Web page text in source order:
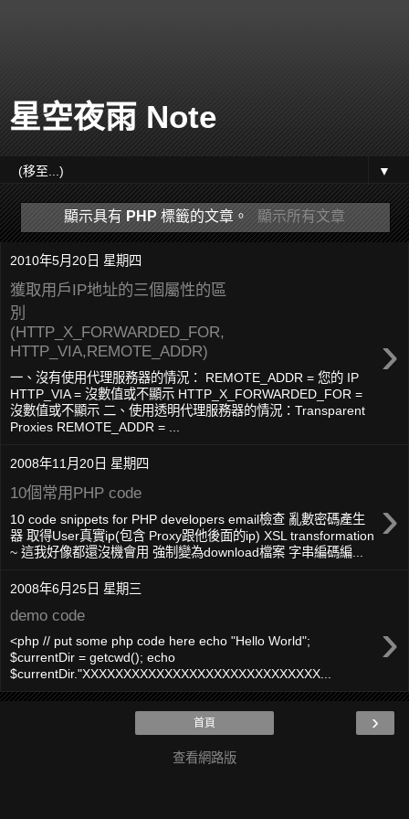
星空夜雨 Note
▼
顯示具有 PHP標籤的文章。 顯示所有文章
2010年5月20日 星期四
獲取用戶IP地址的三個屬性的區
別
(HTTP_X_FORWARDED_FOR,
HTTP_VIA,REMOTE_ADDR)
›
一、沒有使用代理服務器的情況： REMOTE_ADDR = 您的 IP
HTTP_VIA = 沒數值或不顯示 HTTP_X_FORWARDED_FOR =
沒數值或不顯示 二、使用透明代理服務器的情況：Transparent
Proxies REMOTE_ADDR = ...
2008年11月20日 星期四
10個常用PHP code ›
10 code snippets for PHP developers email檢查 亂數密碼產生
器 取得User真實ip(包含 Proxy跟他後面的ip) XSL transformation
~ 這我好像都還沒機會用 強制變為download檔案 字串編碼編...
2008年6月25日 星期三
demo code ›
<php // put some php code here echo "Hello World";
$currentDir = getcwd(); echo
$currentDir."XXXXXXXXXXXXXXXXXXXXXXXXXXXXX...
›
首頁
查看網路版